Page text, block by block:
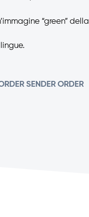
“green” della
SENDER ORDER